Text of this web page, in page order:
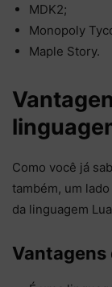
MDK2;
Monopoly
Maple Story.
Como você já
também, um
da linguagem
Vantagens